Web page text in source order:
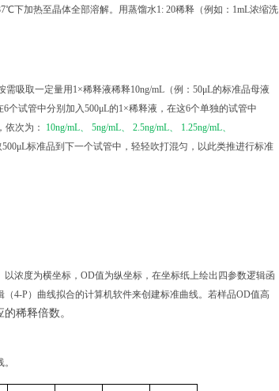
下加热⾄晶体全部溶解。用蒸馏水1: 20稀释（例如：1mL浓缩洗
需吸取一定量用1×稀释液稀释10ng/mL（例：50μL的标准品母液
个试管中分别加入500μL的1×稀释液，在这6个单独的试管中
依次为： 10ng/mL、 5ng/mL、 2.5ng/mL、 1.25ng/mL、
500μL标准品到下一个试管中，轻轻吹打混匀，以此类推进行标准
浓度为横坐标，OD值为纵坐标，在坐标纸上绘出四参数逻辑函
4-P）曲线拟合的计算机软件来创建标准曲线。若样品OD值高
稀释倍数。